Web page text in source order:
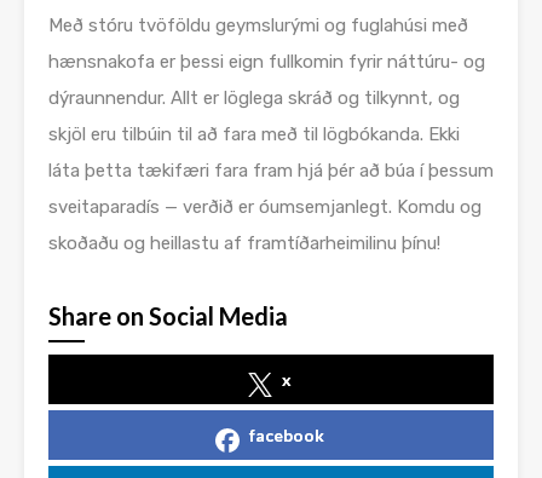
Með stóru tvöföldu geymslurými og fuglahúsi með
hænsnakofa er þessi eign fullkomin fyrir náttúru- og
dýraunnendur. Allt er löglega skráð og tilkynnt, og
skjöl eru tilbúin til að fara með til lögbókanda. Ekki
láta þetta tækifæri fara fram hjá þér að búa í þessum
sveitaparadís — verðið er óumsemjanlegt. Komdu og
skoðaðu og heillastu af framtíðarheimilinu þínu!
Share on Social Media
x
facebook